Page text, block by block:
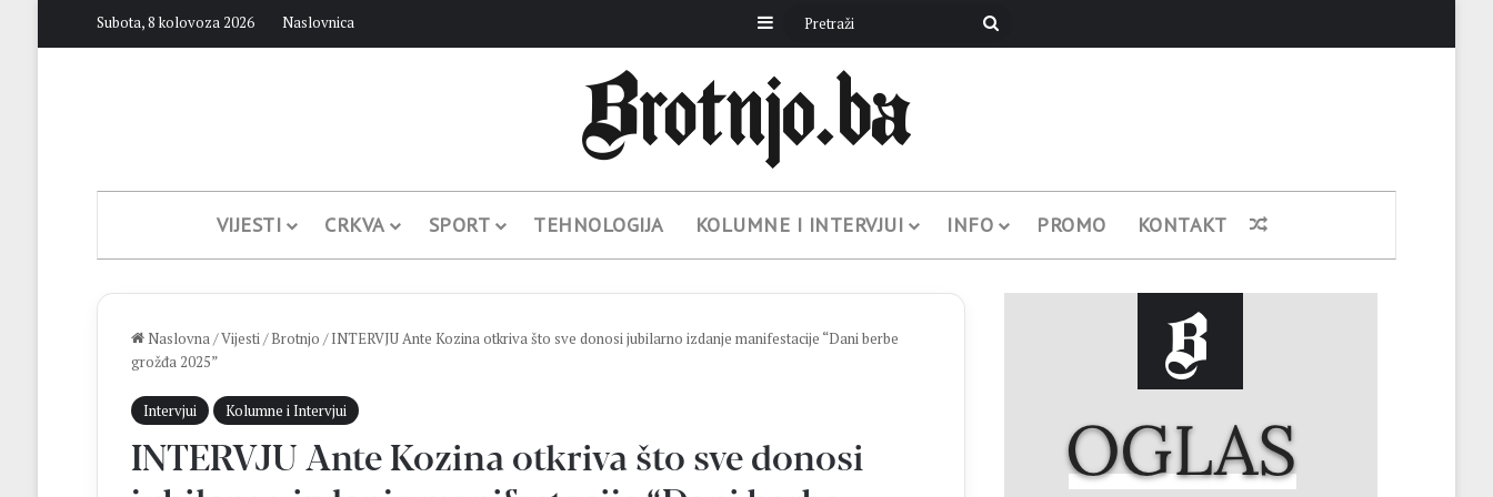
Subota, 8 kolovoza 2026 Naslovnica Sidebar Pretraži
VIJESTI CRKVA SPORT TEHNOLOGIJA KOLUMNE I INTERVJUI INFO PROMO KONTAKT Nasumični članak
Naslovna/Vijesti/ Brotnjo / INTERVJU Ante Kozina otkriva što sve donosi jubilarno izdanje manifestacije “Dani berbe
grožđa 2025”
Intervjui Kolumne i Intervjui
INTERVJU Ante Kozina otkriva što sve donosi